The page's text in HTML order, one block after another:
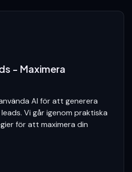
- Maximera
AI för att generera
Vi går igenom praktiska
för att maximera din